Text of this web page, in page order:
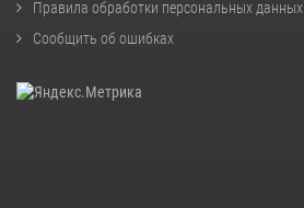
Правила обработки персональных данных
Сообщить об ошибках